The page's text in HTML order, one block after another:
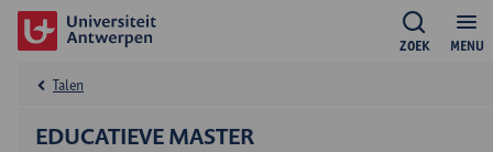
MENU
ZOEK
EDUCATIEVE MASTER
Talen